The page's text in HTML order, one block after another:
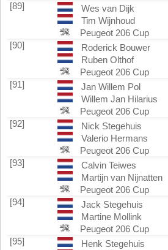
[89]
Wes van Dijk
Tim Wijnhoud
Peugeot 206 Cup
[90]
Roderick Bouwer
Ruben Olthof
Peugeot 206 Cup
[91]
Jan Willem Pol
Willem Jan Hilarius
Peugeot 206 Cup
[92]
Nick Stegehuis
Valerio Hermans
Peugeot 206 Cup
[93]
Calvin Teiwes
Martijn van Nijnatten
Peugeot 206 Cup
[94]
Jack Stegehuis
Martine Mollink
Peugeot 206 Cup
[95]
Henk Stegehuis